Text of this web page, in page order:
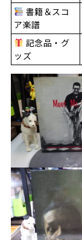
書籍＆スコ
ア楽譜
記念品・グ
ッズ